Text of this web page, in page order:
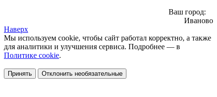
Ваш город:
Иваново
Наверх
Мы используем cookie, чтобы сайт работал корректно, а также
для аналитики и улучшения сервиса. Подробнее — в
Политике cookie.
Принять Отклонить необязательные